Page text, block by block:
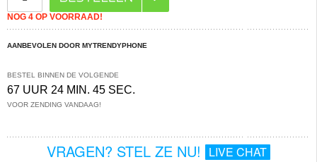
NOG 4 OP VOORRAAD!
AANBEVOLEN DOOR MYTRENDYPHONE
BESTEL BINNEN DE VOLGENDE
67 UUR 24 MIN. 45 SEC.
VOOR ZENDING VANDAAG!
VRAGEN? STEL ZE NU! LIVE CHAT